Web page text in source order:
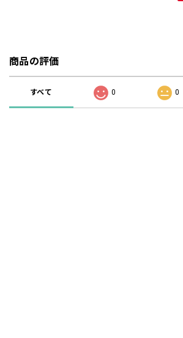
商品の評価
すべて 0 0